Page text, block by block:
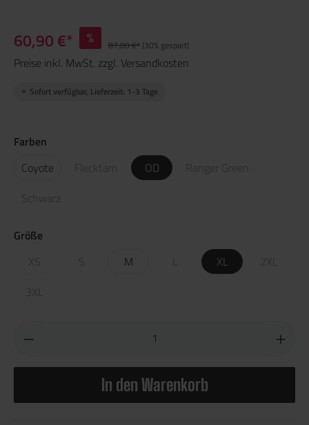
60,90 €* % 87,00 €* (30% gespart)
Preise inkl. MwSt. zzgl. Versandkosten
Sofort verfügbar, Lieferzeit: 1-3 Tage
Farben
Coyote
OD
Ranger Green
Schwarz
Größe
XS
M XL
2XL
3XL
In den Warenkorb